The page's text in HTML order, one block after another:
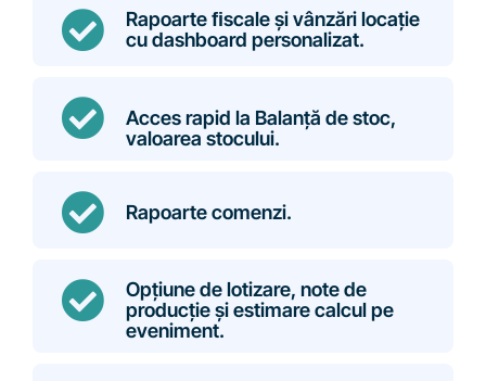
Rapoarte ﬁscale și vânzări locație
cu dashboard personalizat.
Acces rapid la Balanță de stoc,
valoarea stocului.
Rapoarte comenzi.
Opțiune de lotizare, note de
producție și estimare calcul pe
eveniment.